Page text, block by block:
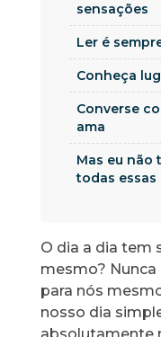
sensações
Ler é
Conheça
Converse
ama
Mas eu não
todas essas
O dia a dia tem
mesmo?
para nós
nosso dia